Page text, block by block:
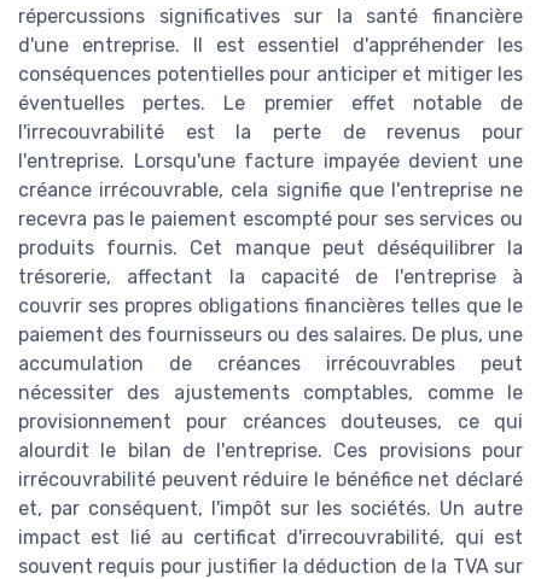
répercussions significatives sur la santé financière
d'une entreprise. Il est essentiel d'appréhender les
conséquences potentielles pour anticiper et mitiger les
éventuelles pertes. Le premier effet notable de
l'irrecouvrabilité est la perte de revenus pour
l'entreprise. Lorsqu'une facture impayée devient une
créance irrécouvrable, cela signifie que l'entreprise ne
recevra pas le paiement escompté pour ses services ou
produits fournis. Cet manque peut déséquilibrer la
trésorerie, affectant la capacité de l'entreprise à
couvrir ses propres obligations financières telles que le
paiement des fournisseurs ou des salaires. De plus, une
accumulation de créances irrécouvrables peut
nécessiter des ajustements comptables, comme le
provisionnement pour créances douteuses, ce qui
alourdit le bilan de l'entreprise. Ces provisions pour
irrécouvrabilité peuvent réduire le bénéfice net déclaré
et, par conséquent, l'impôt sur les sociétés. Un autre
impact est lié au certificat d'irrecouvrabilité, qui est
souvent requis pour justifier la déduction de la TVA sur